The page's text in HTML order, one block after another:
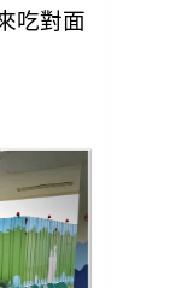
吃對面